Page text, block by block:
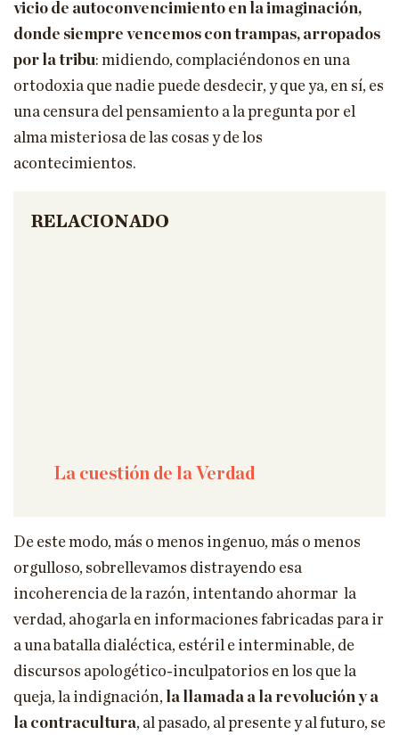
vicio de autoconvencimiento en la imaginación,
donde siempre vencemos con trampas, arropados
por la tribu: midiendo, complaciéndonos en una
ortodoxia que nadie puede desdecir, y que ya, en sí, es
una censura del pensamiento a la pregunta por el
alma misteriosa de las cosas y de los
acontecimientos.
RELACIONADO
La cuestión de la Verdad
De este modo, más o menos ingenuo, más o menos
orgulloso, sobrellevamos distrayendo esa
incoherencia de la razón, intentando ahormar la
verdad, ahogarla en informaciones fabricadas para ir
a una batalla dialéctica, estéril e interminable, de
discursos apologético-inculpatorios en los que la
queja, la indignación, la llamada a la revolución y a
la contracultura, al pasado, al presente y al futuro, se